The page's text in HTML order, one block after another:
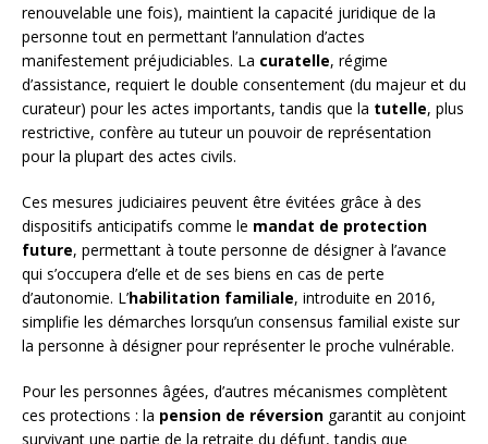
renouvelable une fois), maintient la capacité juridique de la
personne tout en permettant l’annulation d’actes
manifestement préjudiciables. La curatelle, régime
d’assistance, requiert le double consentement (du majeur et du
curateur) pour les actes importants, tandis que la tutelle, plus
restrictive, confère au tuteur un pouvoir de représentation
pour la plupart des actes civils.
Ces mesures judiciaires peuvent être évitées grâce à des
dispositifs anticipatifs comme le mandat de protection
future, permettant à toute personne de désigner à l’avance
qui s’occupera d’elle et de ses biens en cas de perte
d’autonomie. L’habilitation familiale, introduite en 2016,
simplifie les démarches lorsqu’un consensus familial existe sur
la personne à désigner pour représenter le proche vulnérable.
Pour les personnes âgées, d’autres mécanismes complètent
ces protections : la pension de réversion garantit au conjoint
survivant une partie de la retraite du défunt, tandis que